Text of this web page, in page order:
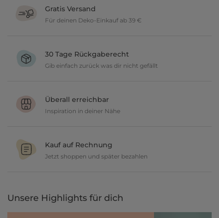
Gratis Versand
Für deinen Deko-Einkauf ab 39 €
30 Tage Rückgaberecht
Gib einfach zurück was dir nicht gefällt
Überall erreichbar
Inspiration in deiner Nähe
und lasse dich inspirieren.
Kauf auf Rechnung
Jetzt shoppen und später bezahlen
Unsere Highlights für dich